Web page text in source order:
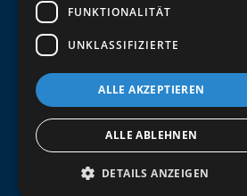
Deine Email
FUNKTIONALITÄT
UNKLASSIFIZIERTE
ALLE AKZEPTIEREN
ALLE ABLEHNEN
DETAILS ANZEIGEN